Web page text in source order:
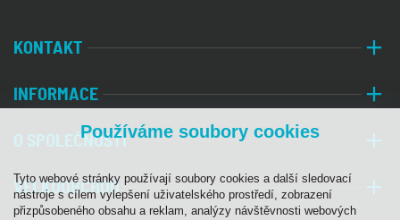
KONTAKT
INFORMACE
O SPOLEČNOSTI
VELKOOBCHOD
Používáme soubory cookies
Tyto webové stránky používají soubory cookies a další sledovací
nástroje s cílem vylepšení uživatelského prostředí, zobrazení
přizpůsobeného obsahu a reklam, analýzy návštěvnosti webových